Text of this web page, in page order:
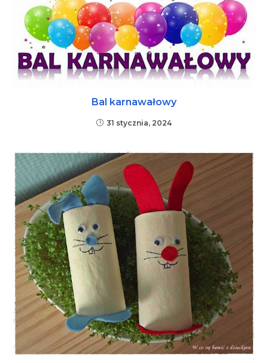
Bal karnawałowy
31 stycznia, 2024